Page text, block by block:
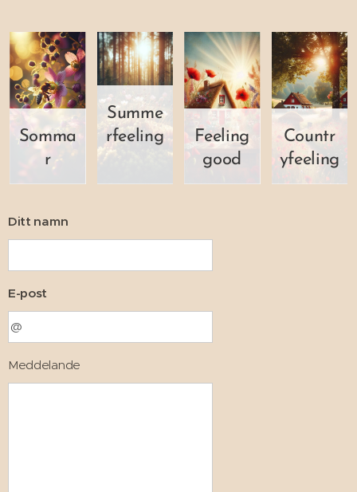
Somma
r
Summe
rfeeling
Feeling
good
Countr
yfeeling
Ditt namn
E-post
Meddelande